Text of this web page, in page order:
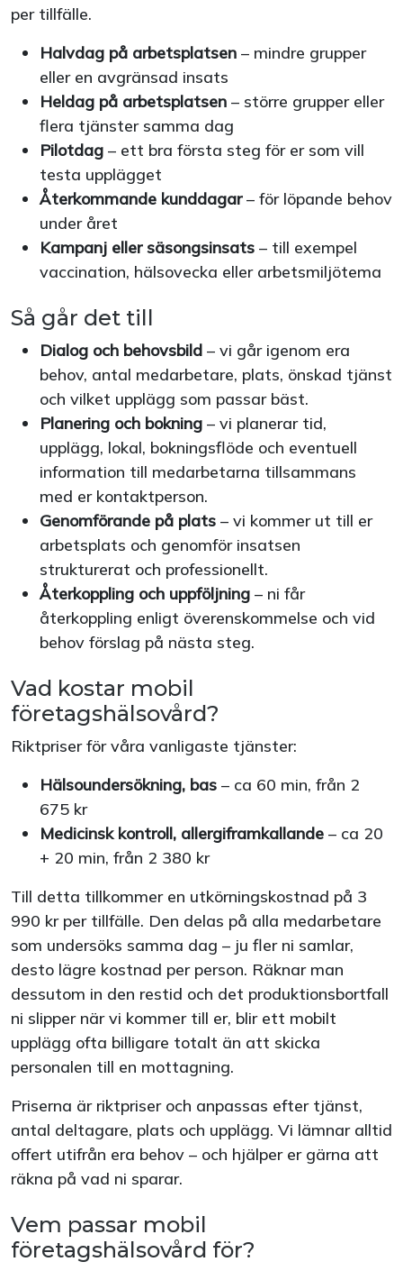
per tillfälle.
Halvdag på arbetsplatsen – mindre grupper
eller en avgränsad insats
Heldag på arbetsplatsen – större grupper eller
flera tjänster samma dag
Pilotdag – ett bra första steg för er som vill
testa upplägget
Återkommande kunddagar– för löpande behov
under året
Kampanj eller säsongsinsats – till exempel
vaccination, hälsovecka eller arbetsmiljötema
Så går det till
Dialog och behovsbild – vi går igenom era
behov, antal medarbetare, plats, önskad tjänst
och vilket upplägg som passar bäst.
Planering och bokning – vi planerar tid,
upplägg, lokal, bokningsflöde och eventuell
information till medarbetarna tillsammans
med er kontaktperson.
Genomförande på plats – vi kommer ut till er
arbetsplats och genomför insatsen
strukturerat och professionellt.
Återkoppling och uppföljning – ni får
återkoppling enligt överenskommelse och vid
behov förslag på nästa steg.
Vad kostar mobil
företagshälsovård?
Riktpriser för våra vanligaste tjänster:
Hälsoundersökning, bas – ca 60 min, från 2
675 kr
Medicinsk kontroll, allergiframkallande – ca 20
+ 20 min, från 2 380 kr
Till detta tillkommer en utkörningskostnad på 3
990 kr per tillfälle. Den delas på alla medarbetare
som undersöks samma dag – ju fler ni samlar,
desto lägre kostnad per person. Räknar man
dessutom in den restid och det produktionsbortfall
ni slipper när vi kommer till er, blir ett mobilt
upplägg ofta billigare totalt än att skicka
personalen till en mottagning.
Priserna är riktpriser och anpassas efter tjänst,
antal deltagare, plats och upplägg. Vi lämnar alltid
offert utifrån era behov – och hjälper er gärna att
räkna på vad ni sparar.
Vem passar mobil
företagshälsovård för?